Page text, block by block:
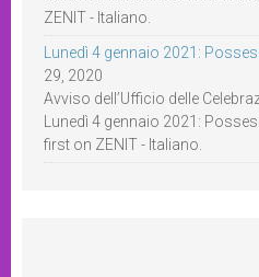
ZENIT - Italiano.
Lunedì 4 gennaio 2021:
29, 2020
Avviso dell’Ufficio delle
Lunedì 4 gennaio 2021:
first on ZENIT - Italiano.